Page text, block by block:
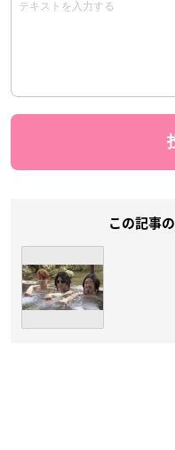
この記事